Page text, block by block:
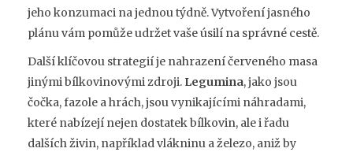
jeho konzumaci na jednou týdně. Vytvoření jasného
plánu vám pomůže udržet vaše úsilí na správné cestě.
Další klíčovou strategií je nahrazení červeného masa
jinými bílkovinovými zdroji. Legumina, jako jsou
čočka, fazole a hrách, jsou vynikajícími náhradami,
které nabízejí nejen dostatek bílkovin, ale i řadu
dalších živin, například vlákninu a železo, aniž by